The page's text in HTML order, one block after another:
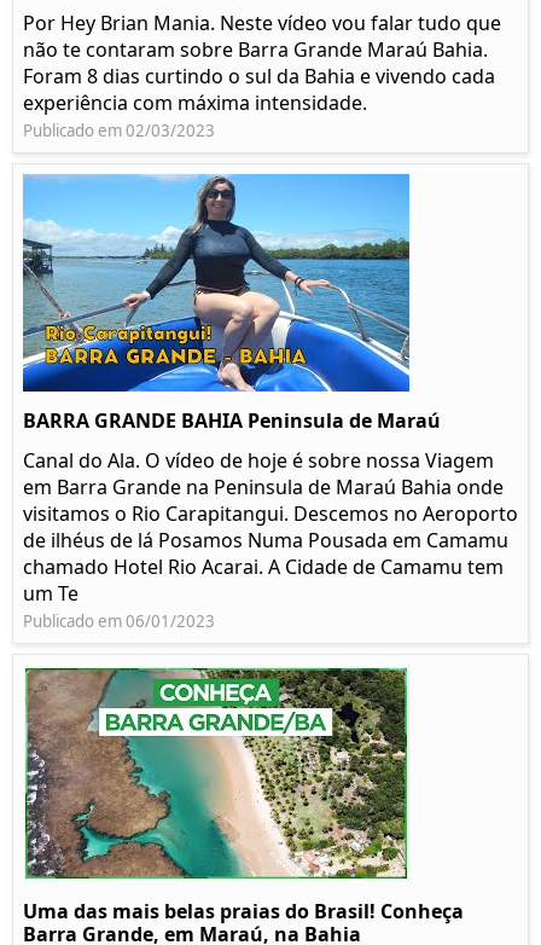
Por Hey Brian Mania. Neste vídeo vou falar tudo que
não te contaram sobre Barra Grande Maraú Bahia.
Foram 8 dias curtindo o sul da Bahia e vivendo cada
experiência com máxima intensidade.
Publicado em 02/03/2023
BARRA GRANDE BAHIA Peninsula de Maraú
Canal do Ala. O vídeo de hoje é sobre nossa Viagem
em Barra Grande na Peninsula de Maraú Bahia onde
visitamos o Rio Carapitangui. Descemos no Aeroporto
de ilhéus de lá Posamos Numa Pousada em Camamu
chamado Hotel Rio Acarai. A Cidade de Camamu tem
um Te
Publicado em 06/01/2023
Uma das mais belas praias do Brasil! Conheça
Barra Grande, em Maraú, na Bahia